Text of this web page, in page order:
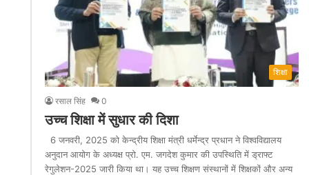
शिक्षा
रसाल सिंह 0
उच्च शिक्षा में सुधार की दिशा
6 जनवरी, 2025 को केन्द्रीय शिक्षा मंत्री धर्मेन्द्र प्रधान ने विश्वविद्यालय
अनुदान आयोग के अध्यक्ष प्रो. एम. जगदेश कुमार की उपस्थिति में ड्राफ्ट
रेगुलेशन-2025 जारी किया था। यह उच्च शिक्षण संस्थानों में शिक्षकों और अन्य